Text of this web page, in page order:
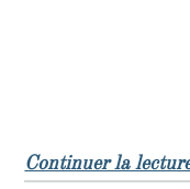
Continuer la